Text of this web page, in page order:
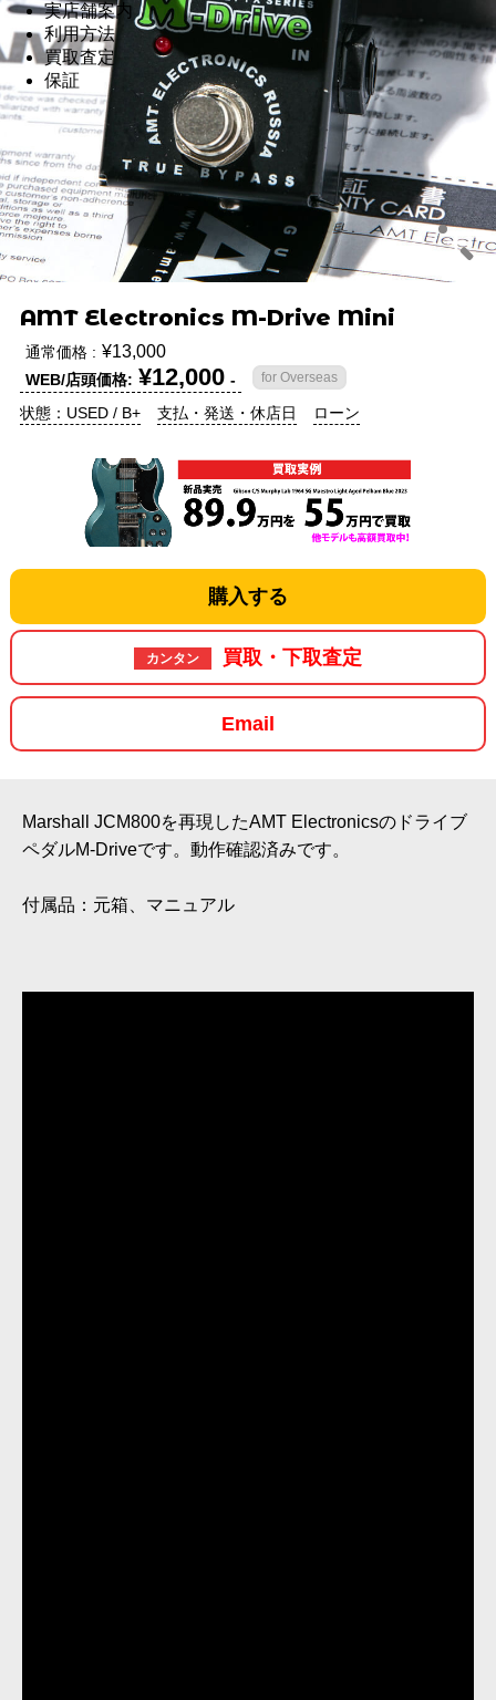
実店舗案内
利用方法
買取査定
保証
AMT Electronics M-Drive Mini
通常価格 : ¥13,000
WEB/店頭価格: ¥12,000 - for Overseas
状態：USED / B+ 支払・発送・休店日 ローン
購入する
カンタン 買取・下取査定
Email
Marshall JCM800を再現したAMT Electronicsのドライブ
ペダルM-Driveです。動作確認済みです。
付属品：元箱、マニュアル